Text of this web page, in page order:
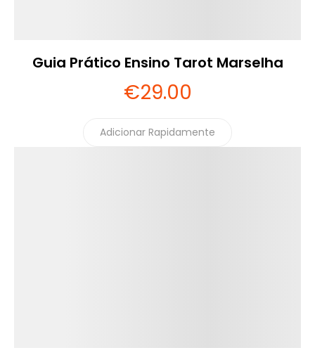
Guia Prático Ensino Tarot Marselha
€29.00
Adicionar Rapidamente